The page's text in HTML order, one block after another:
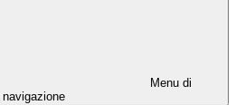
Menu di
navigazione